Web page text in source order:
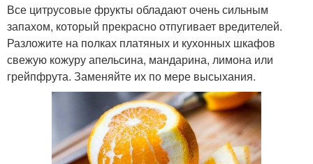
Все цитрусовые фрукты обладают очень сильным
запахом, который прекрасно отпугивает вредителей.
Разложите на полках платяных и кухонных шкафов
свежую кожуру апельсина, мандарина, лимона или
грейпфрута. Заменяйте их по мере высыхания.